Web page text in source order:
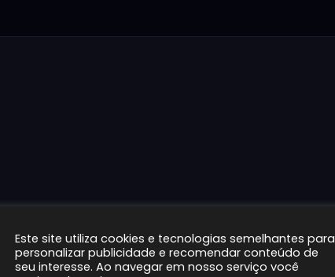
Este site utiliza cookies e tecnologias semelhantes para
personalizar publicidade e recomendar conteúdo de
seu interesse. Ao navegar em nosso serviço você